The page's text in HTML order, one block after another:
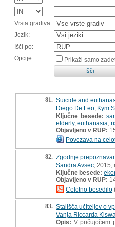
Vrsta gradiva:
Jezik:
Išči po:
Opcije:
Prikaži samo
81. Suicide and
Diego De Leo Kym
Ključne besede:
elderly, euthanasia
Objavljeno v RUP:
Povezava na
82. Zgodnje
Sandra Avsec ,
Ključne besede:
Objavljeno v RUP:
Celotno besedilo
83. Stališča učiteljev o
Vanja Riccarda
Opis: V pričujočem